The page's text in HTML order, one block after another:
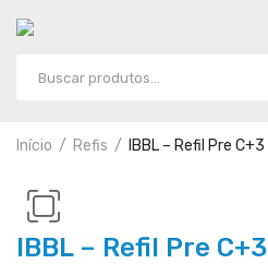
Início Refis IBBL – Refil Pre C+3
IBBL – Refil Pre C+3